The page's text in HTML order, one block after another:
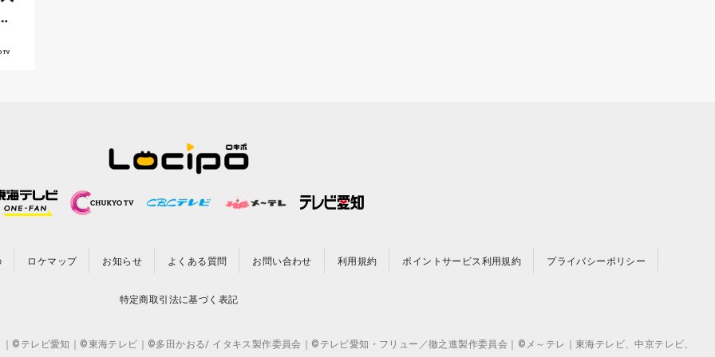
ロケマップ お知らせ よくある質問 お問い合わせ 利用規約 ポイントサービス利用規約 プライバシーポリシー
特定商取引法に基づく表記
©テレビ愛知｜©東海テレビ｜©多田かおる/ イタキス製作委員会｜©テレビ愛知・フリュー／徹之進製作委員会｜©メ～テレ｜東海テレビ、中京テレビ、